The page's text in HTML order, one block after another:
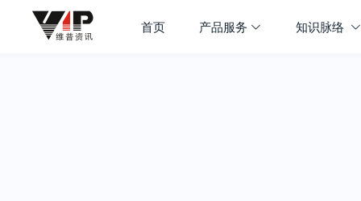
首页 产品服务 知识脉络